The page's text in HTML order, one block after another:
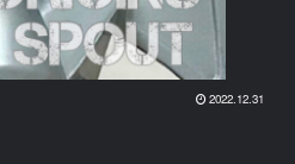
2022.12.31